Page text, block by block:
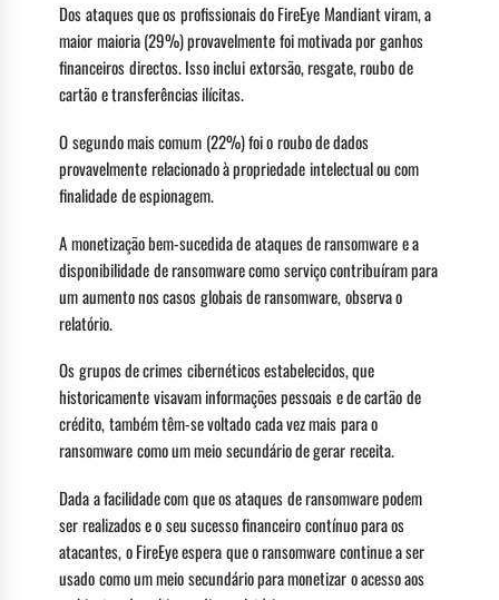
Dos ataques que os profissionais do FireEye Mandiant viram, a
maior maioria (29%) provavelmente foi motivada por ganhos
financeiros directos. Isso inclui extorsão, resgate, roubo de
cartão e transferências ilícitas.
O segundo mais comum (22%) foi o roubo de dados
provavelmente relacionado à propriedade intelectual ou com
finalidade de espionagem.
A monetização bem-sucedida de ataques de ransomware e a
disponibilidade de ransomware como serviço contribuíram para
um aumento nos casos globais de ransomware, observa o
relatório.
Os grupos de crimes cibernéticos estabelecidos, que
historicamente visavam informações pessoais e de cartão de
crédito, também têm-se voltado cada vez mais para o
ransomware como um meio secundário de gerar receita.
Dada a facilidade com que os ataques de ransomware podem
ser realizados e o seu sucesso financeiro contínuo para os
atacantes, o FireEye espera que o ransomware continue a ser
usado como um meio secundário para monetizar o acesso aos